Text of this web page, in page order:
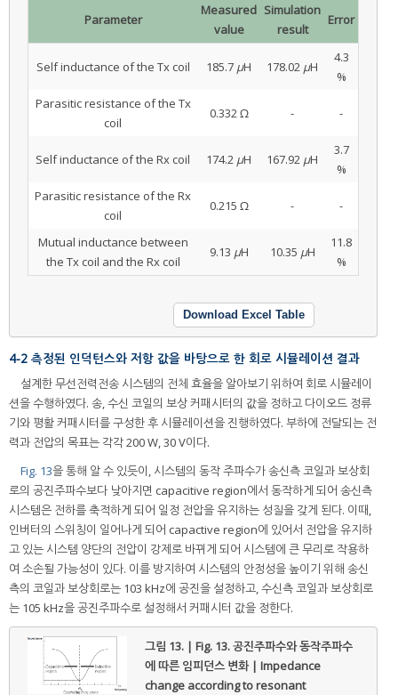
Parameter
Measured
value
Simulation
result
Error
Self inductance of the Tx coil 185.7 μH 178.02 μH
4.3
%
Parasitic resistance of the Tx
coil
0.332 Ω - -
Self inductance of the Rx coil 174.2 μH 167.92 μH
3.7
%
Parasitic resistance of the Rx
coil
0.215 Ω - -
Mutual inductance between
the Tx coil and the Rx coil
9.13 μH 10.35 μH
11.8
%
Download Excel Table
4-2 측정된 인덕턴스와 저항 값을 바탕으로 한 회로 시뮬레이션 결과
설계한 무선전력전송 시스템의 전체 효율을 알아보기 위하여 회로 시뮬레이
션을 수행하였다. 송, 수신 코일의 보상 커패시터의 값을 정하고 다이오드 정류
기와 평활 커패시터를 구성한 후 시뮬레이션을 진행하였다. 부하에 전달되는 전
력과 전압의 목표는 각각 200 W, 30 V이다.
Fig. 13을 통해 알 수 있듯이, 시스템의 동작 주파수가 송신측 코일과 보상회
로의 공진주파수보다 낮아지면 capacitive region에서 동작하게 되어 송신측
시스템은 전하를 축적하게 되어 일정 전압을 유지하는 성질을 갖게 된다. 이때,
인버터의 스위칭이 일어나게 되어 capactive region에 있어서 전압을 유지하
고 있는 시스템 양단의 전압이 강제로 바뀌게 되어 시스템에 큰 무리로 작용하
여 소손될 가능성이 있다. 이를 방지하여 시스템의 안정성을 높이기 위해 송신
측의 코일과 보상회로는 103 kHz에 공진을 설정하고, 수신측 코일과 보상회로
는 105 kHz을 공진주파수로 설정해서 커패시터 값을 정한다.
그림 13. | Fig. 13.공진주파수와 동작주파수
에 따른 임피던스 변화 | Impedance
change according to resonant